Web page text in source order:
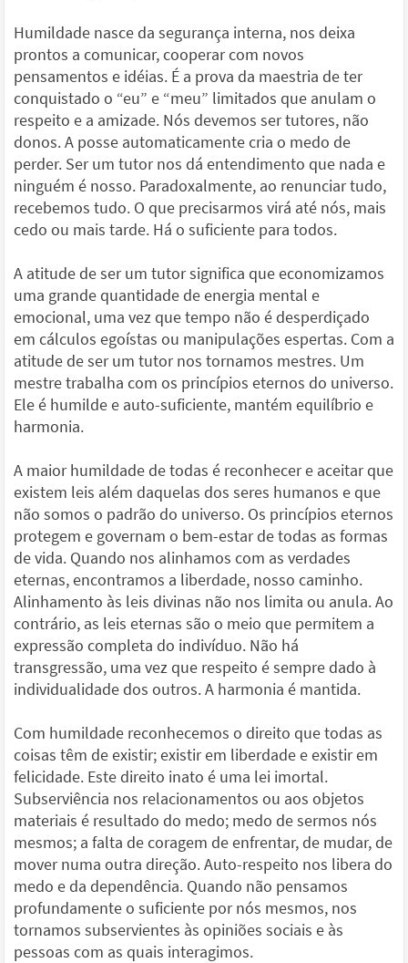
Humildade nasce da segurança interna, nos deixa
prontos a comunicar, cooperar com novos
pensamentos e idéias. É a prova da maestria de ter
conquistado o “eu” e “meu” limitados que anulam o
respeito e a amizade. Nós devemos ser tutores, não
donos. A posse automaticamente cria o medo de
perder. Ser um tutor nos dá entendimento que nada e
ninguém é nosso. Paradoxalmente, ao renunciar tudo,
recebemos tudo. O que precisarmos virá até nós, mais
cedo ou mais tarde. Há o suficiente para todos.
A atitude de ser um tutor significa que economizamos
uma grande quantidade de energia mental e
emocional, uma vez que tempo não é desperdiçado
em cálculos egoístas ou manipulações espertas. Com a
atitude de ser um tutor nos tornamos mestres. Um
mestre trabalha com os princípios eternos do universo.
Ele é humilde e auto-suficiente, mantém equilíbrio e
harmonia.
A maior humildade de todas é reconhecer e aceitar que
existem leis além daquelas dos seres humanos e que
não somos o padrão do universo. Os princípios eternos
protegem e governam o bem-estar de todas as formas
de vida. Quando nos alinhamos com as verdades
eternas, encontramos a liberdade, nosso caminho.
Alinhamento às leis divinas não nos limita ou anula. Ao
contrário, as leis eternas são o meio que permitem a
expressão completa do indivíduo. Não há
transgressão, uma vez que respeito é sempre dado à
individualidade dos outros. A harmonia é mantida.
Com humildade reconhecemos o direito que todas as
coisas têm de existir; existir em liberdade e existir em
felicidade. Este direito inato é uma lei imortal.
Subserviência nos relacionamentos ou aos objetos
materiais é resultado do medo; medo de sermos nós
mesmos; a falta de coragem de enfrentar, de mudar, de
mover numa outra direção. Auto-respeito nos libera do
medo e da dependência. Quando não pensamos
profundamente o suficiente por nós mesmos, nos
tornamos subservientes às opiniões sociais e às
pessoas com as quais interagimos.